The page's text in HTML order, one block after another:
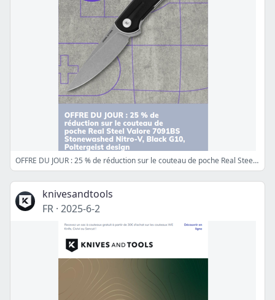
OFFRE DU JOUR : 25 % de réduction sur le couteau de poche Real Steel Valore 7091BS Stonewashed Nitro-V, Black G10, Poltergeist design
knivesandtools
FR · 2025-6-2